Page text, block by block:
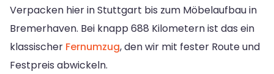
Verpacken hier in Stuttgart bis zum Möbelaufbau in
Bremer­haven. Bei knapp 688 Kilometern ist das ein
klassischer Fernumzug, den wir mit fester Route und
Festpreis abwickeln.